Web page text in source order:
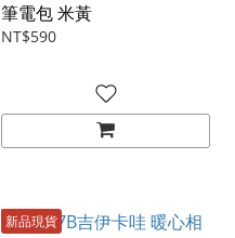
筆電包 米黃
NT$590
新品現貨